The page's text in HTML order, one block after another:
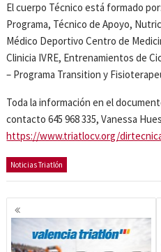
El cuerpo Técnico está formado
Programa, Técnico de Apoyo,
Médico Deportivo Centro de
Clinicia IVRE, Entrenamientos de
– Programa Transition y
Toda la información en el
contacto 645 968 335, Vanessa
https://www.triatlocv.org/
Noticias Triatlón
Navegación
de
entradas